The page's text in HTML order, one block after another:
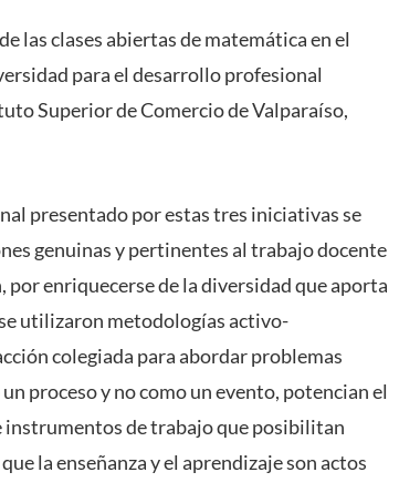
las clases abiertas de matemática en el
para el desarrollo profesional
Superior de Comercio de Valparaíso,
presentado por estas tres iniciativas se
genuinas y pertinentes al trabajo docente
enriquecerse de la diversidad que aporta
utilizaron metodologías activo-
colegiada para abordar problemas
proceso y no como un evento, potencian el
instrumentos de trabajo que posibilitan
la enseñanza y el aprendizaje son actos